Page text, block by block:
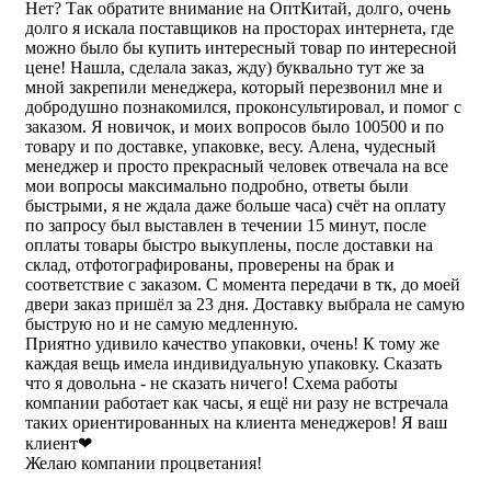
Нет? Так обратите внимание на ОптКитай, долго, очень
долго я искала поставщиков на просторах интернета, где
можно было бы купить интересный товар по интересной
цене! Нашла, сделала заказ, жду) буквально тут же за
мной закрепили менеджера, который перезвонил мне и
добродушно познакомился, проконсультировал, и помог с
заказом. Я новичок, и моих вопросов было 100500 и по
товару и по доставке, упаковке, весу. Алена, чудесный
менеджер и просто прекрасный человек отвечала на все
мои вопросы максимально подробно, ответы были
быстрыми, я не ждала даже больше часа) счёт на оплату
по запросу был выставлен в течении 15 минут, после
оплаты товары быстро выкуплены, после доставки на
склад, отфотографированы, проверены на брак и
соответствие с заказом. С момента передачи в тк, до моей
двери заказ пришёл за 23 дня. Доставку выбрала не самую
быструю но и не самую медленную.
Приятно удивило качество упаковки, очень! К тому же
каждая вещь имела индивидуальную упаковку. Сказать
что я довольна - не сказать ничего! Схема работы
компании работает как часы, я ещё ни разу не встречала
таких ориентированных на клиента менеджеров! Я ваш
клиент❤
Желаю компании процветания!